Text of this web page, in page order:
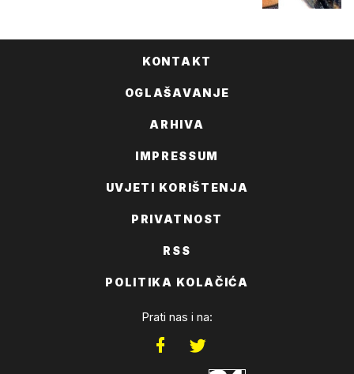
KONTAKT
OGLAŠAVANJE
ARHIVA
IMPRESSUM
UVJETI KORIŠTENJA
PRIVATNOST
RSS
POLITIKA KOLAČIĆA
Prati nas i na: